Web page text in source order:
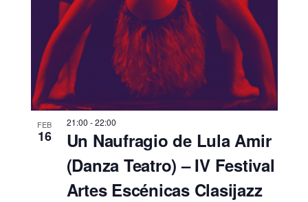
FEB
16
21:00 -22:00
Un Naufragio de Lula Amir
(Danza Teatro) – IV Festival
Artes Escénicas Clasijazz